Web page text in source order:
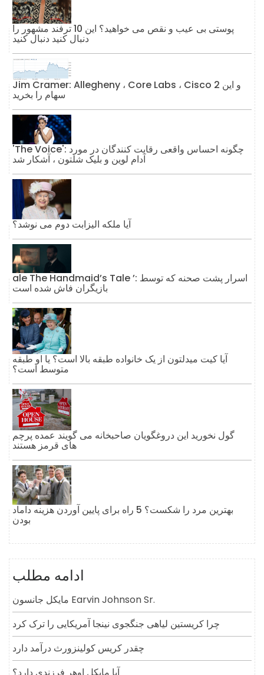
پوستی بی عیب و نقص می خواهید؟ این 10 ترفند مشهور را
دنبال کنید دنبال کنید
Jim Cramer: Allegheny ، Core Labs ، Cisco و این 2
سهام را بخرید
'The Voice': چگونه احساس واقعی رقابت کنندگان در مورد
آدام لوین و بلیک شلتون ، آشکار شد
آیا ملکه الیزابت دوم می نوشد؟
ale The Handmaid’s Tale ’: اسرار پشت صحنه که توسط
بازیگران فاش شده است
آیا کیت میدلتون از یک خانواده طبقه بالا است؟ یا او طبقه
متوسط ​​است؟
گول نخورید این دروغگویان صاحبخانه می گویند عمده پرچم
های قرمز هستند
بهترین مرد را شکست؟ 5 راه برای پایین آوردن هزینه داماد
بودن
ادامه مطلب
مایکل جانسون Earvin Johnson Sr.
چرا کریستین لیاهی جنگجوی نینجا آمریکایی را ترک کرد
چقدر کریس کولینزورث درآمد دارد
آیا مایکل اوهر فرزندی دارد؟